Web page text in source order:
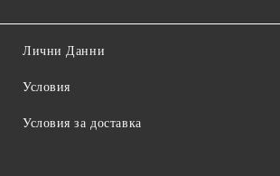
Лични Данни
Условия
Условия за доставка